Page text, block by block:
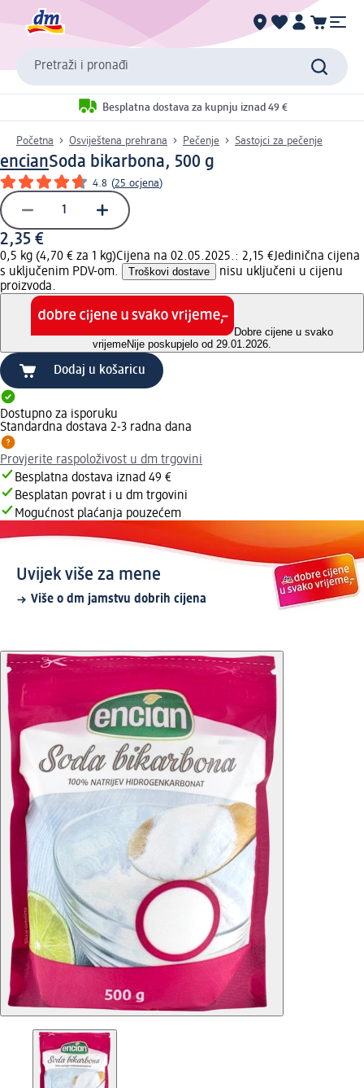
Pretraži i pronađi
Besplatna dostava za kupnju iznad 49 €
Početna Osviještena prehrana Pečenje Sastojci za pečenje
encianSoda bikarbona, 500 g
4.8 (25 ocjena)
2,35 €
0,5 kg (4,70 € za 1 kg)Cijena na 02.05.2025.: 2,15 €Jedinična cijena
s uključenim PDV-om.
Troškovi dostave
nisu uključeni u cijenu
proizvoda.
Dobre cijene u svako
vrijemeNije poskupjelo od 29.01.2026.
Dodaj u košaricu
Dostupno za isporuku
Standardna dostava 2-3 radna dana
Provjerite raspoloživost u dm trgovini
Besplatna dostava iznad 49 €
Besplatan povrat i u dm trgovini
Mogućnost plaćanja pouzećem
Uvijek više za mene
Više o dm jamstvu dobrih cijena